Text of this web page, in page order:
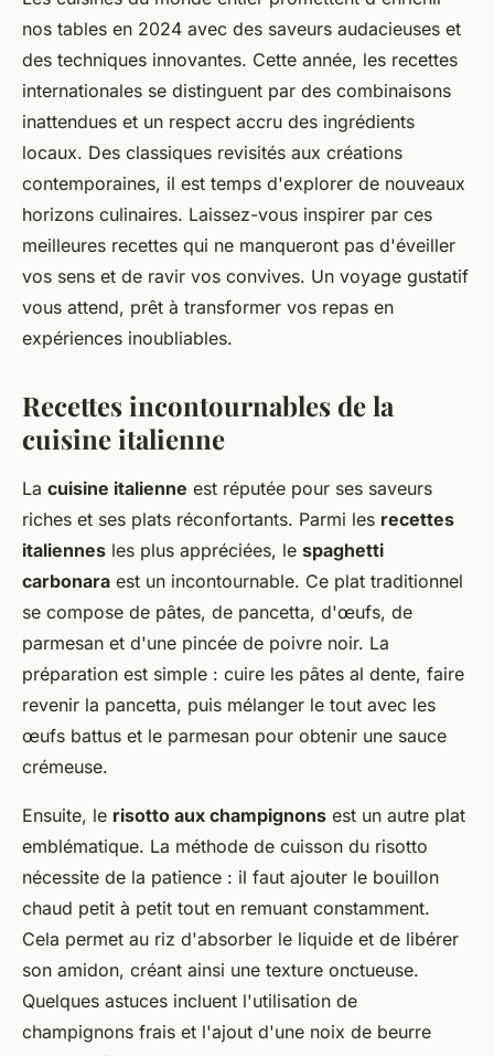
cuisines internationales pour
2024
Guillaume•14 octobre 2024•8 min de lecture
nos tables en 2024 avec des saveurs audacieuses et
des techniques innovantes. Cette année, les recettes
internationales se distinguent par des combinaisons
inattendues et un respect accru des ingrédients
locaux. Des classiques revisités aux créations
contemporaines, il est temps d'explorer de nouveaux
horizons culinaires. Laissez-vous inspirer par ces
meilleures recettes qui ne manqueront pas d'éveiller
vos sens et de ravir vos convives. Un voyage gustatif
vous attend, prêt à transformer vos repas en
expériences inoubliables.
Recettes incontournables de la
cuisine italienne
La cuisine italienne est réputée pour ses saveurs
riches et ses plats réconfortants. Parmi les recettes
italiennes les plus appréciées, le spaghetti
carbonara est un incontournable. Ce plat traditionnel
se compose de pâtes, de pancetta, d'œufs, de
parmesan et d'une pincée de poivre noir. La
préparation est simple : cuire les pâtes al dente, faire
revenir la pancetta, puis mélanger le tout avec les
œufs battus et le parmesan pour obtenir une sauce
crémeuse.
Ensuite, le risotto aux champignons est un autre plat
emblématique. La méthode de cuisson du risotto
nécessite de la patience : il faut ajouter le bouillon
chaud petit à petit tout en remuant constamment.
Cela permet au riz d'absorber le liquide et de libérer
son amidon, créant ainsi une texture onctueuse.
Quelques astuces incluent l'utilisation de
champignons frais et l'ajout d'une noix de beurre